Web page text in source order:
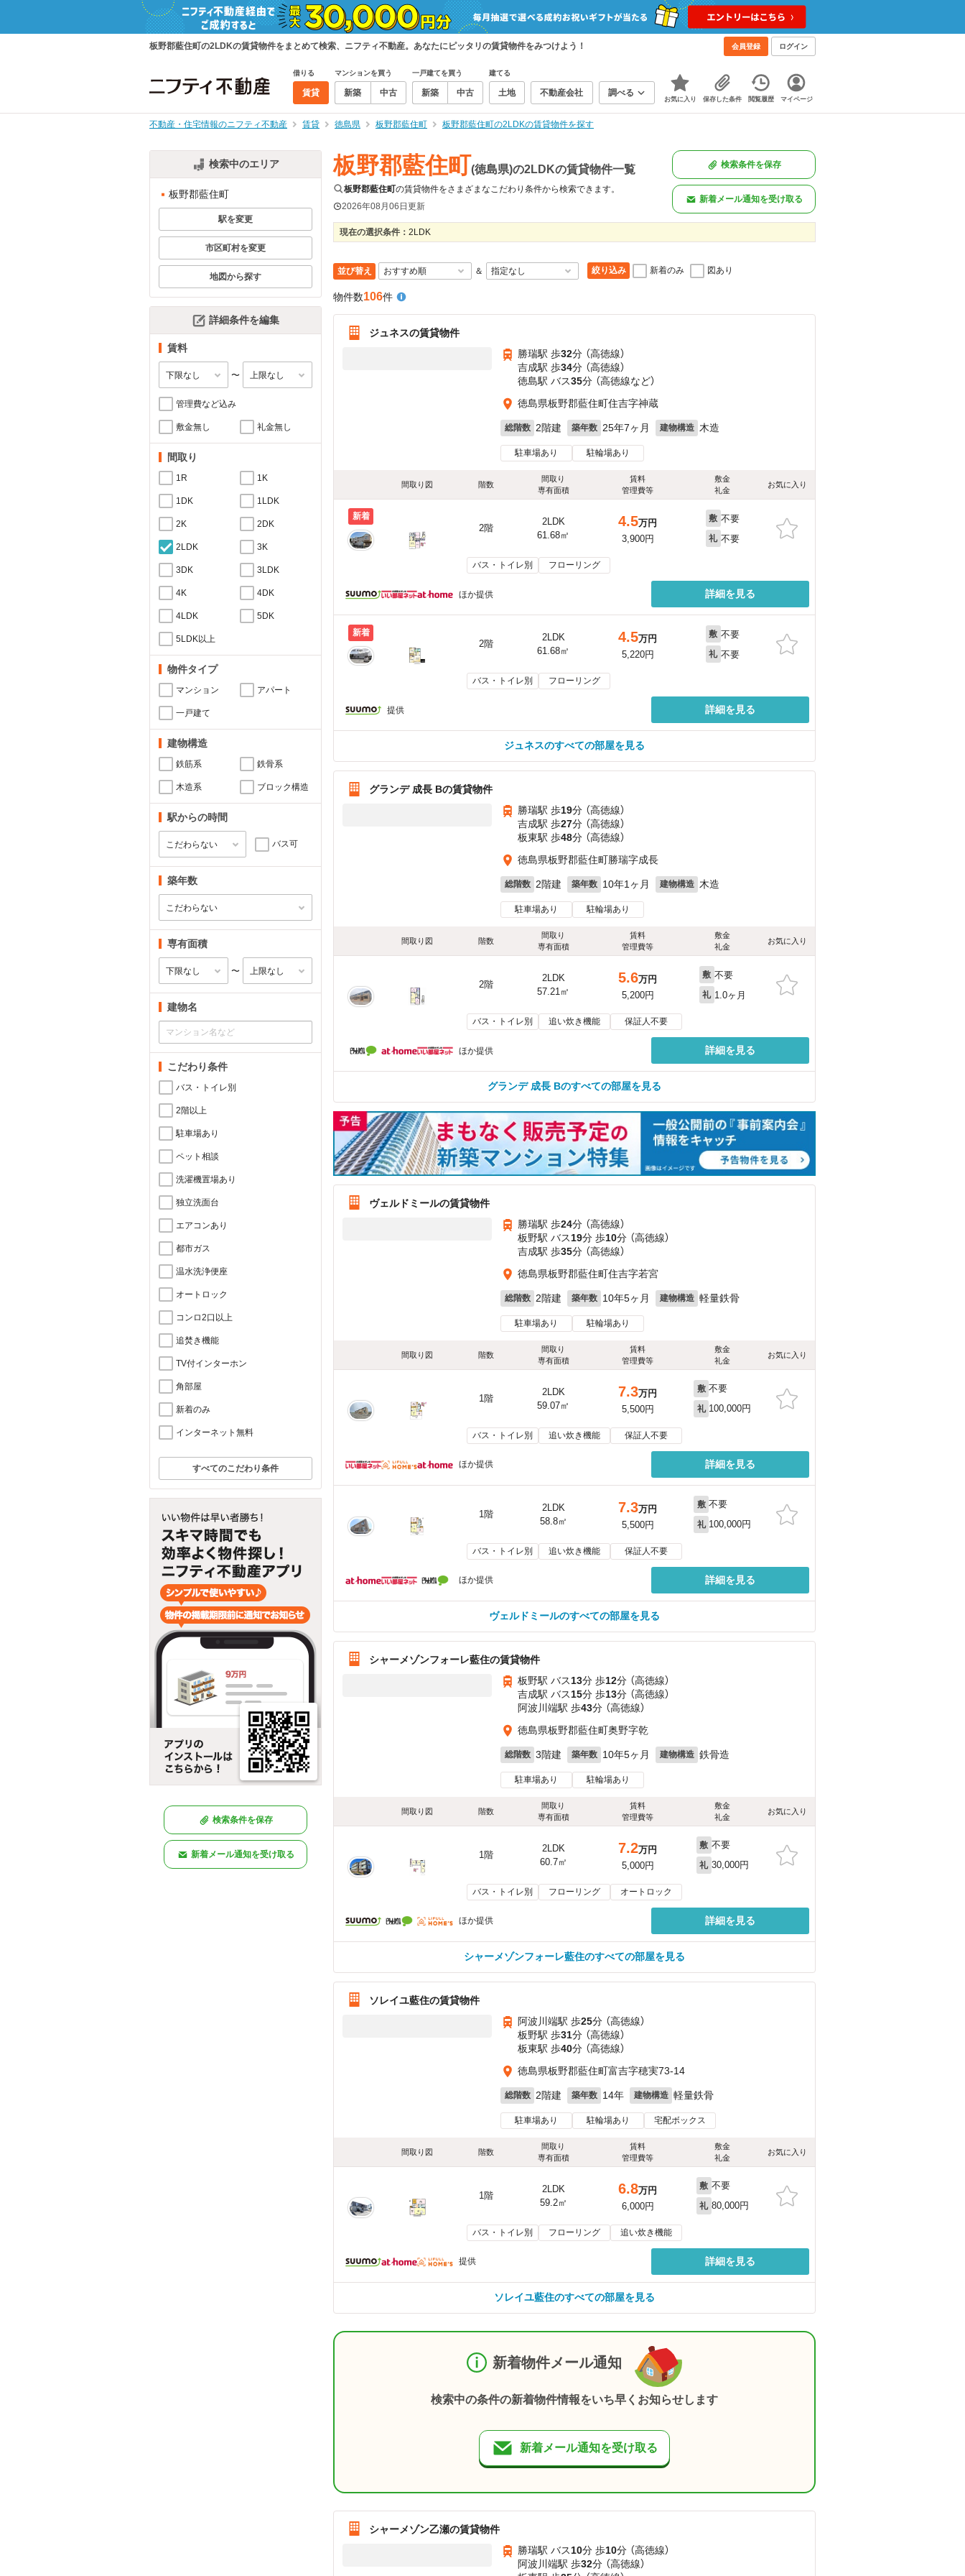
板野郡藍住町の2LDKの賃貸物件をまとめて検索、ニフティ不動産。あなたにピッタリの賃貸物件をみつけよう！ 会員登録 ログイン
借りる
賃貸
マンションを買う
新築 中古
一戸建てを買う
新築 中古
建てる
土地 不動産会社 調べる
お気に入り 保存した条件 閲覧履歴 マイページ
不動産・住宅情報のニフティ不動産 賃貸 徳島県 板野郡藍住町 板野郡藍住町の2LDKの賃貸物件を探す
検索中のエリア
板野郡藍住町
駅を変更
市区町村を変更
地図から探す
詳細条件を編集
賃料
〜
管理費など込み
敷金無し 礼金無し
間取り
1R 1K
1DK 1LDK
2K 2DK
2LDK 3K
3DK 3LDK
4K 4DK
4LDK 5DK
5LDK以上
物件タイプ
マンション アパート
一戸建て
建物構造
鉄筋系 鉄骨系
木造系 ブロック構造
駅からの時間
バス可
築年数
専有面積
〜
建物名
こだわり条件
バス・トイレ別
2階以上
駐車場あり
ペット相談
洗濯機置場あり
独立洗面台
エアコンあり
都市ガス
温水洗浄便座
オートロック
コンロ2口以上
追焚き機能
TV付インターホン
角部屋
新着のみ
インターネット無料
すべてのこだわり条件
検索条件を保存
新着メール通知を受け取る
板野郡藍住町(徳島県)の2LDKの賃貸物件一覧
板野郡藍住町の賃貸物件をさまざまなこだわり条件から検索できます。
2026年08月06日更新
検索条件を保存
新着メール通知を受け取る
現在の選択条件： 2LDK
並び替え ＆ 絞り込み 新着のみ 図あり
物件数106件
ジュネスの賃貸物件
勝瑞駅 歩32分 （高徳線）
吉成駅 歩34分 （高徳線）
徳島駅 バス35分 （高徳線など）
徳島県板野郡藍住町住吉字神蔵
総階数 2階建 築年数 25年7ヶ月 建物構造 木造
駐車場あり 駐輪場あり
間取り図 階数
間取り
専有面積
賃料
管理費等
敷金
礼金
お気に入り
新着
2階
2LDK
61.68㎡
4.5万円
3,900円
敷 不要
礼 不要
バス・トイレ別 フローリング
ほか提供 詳細を見る
新着
2階
2LDK
61.68㎡
4.5万円
5,220円
敷 不要
礼 不要
バス・トイレ別 フローリング
提供 詳細を見る
ジュネスのすべての部屋を見る
グランデ 成長 Bの賃貸物件
勝瑞駅 歩19分 （高徳線）
吉成駅 歩27分 （高徳線）
板東駅 歩48分 （高徳線）
徳島県板野郡藍住町勝瑞字成長
総階数 2階建 築年数 10年1ヶ月 建物構造 木造
駐車場あり 駐輪場あり
間取り図 階数
間取り
専有面積
賃料
管理費等
敷金
礼金
お気に入り
2階
2LDK
57.21㎡
5.6万円
5,200円
敷 不要
礼 1.0ヶ月
バス・トイレ別 追い炊き機能 保証人不要
ほか提供 詳細を見る
グランデ 成長 Bのすべての部屋を見る
ヴェルドミールの賃貸物件
勝瑞駅 歩24分 （高徳線）
板野駅 バス19分 歩10分 （高徳線）
吉成駅 歩35分 （高徳線）
徳島県板野郡藍住町住吉字若宮
総階数 2階建 築年数 10年5ヶ月 建物構造 軽量鉄骨
駐車場あり 駐輪場あり
間取り図 階数
間取り
専有面積
賃料
管理費等
敷金
礼金
お気に入り
1階
2LDK
59.07㎡
7.3万円
5,500円
敷 不要
礼 100,000円
バス・トイレ別 追い炊き機能 保証人不要
ほか提供 詳細を見る
1階
2LDK
58.8㎡
7.3万円
5,500円
敷 不要
礼 100,000円
バス・トイレ別 追い炊き機能 保証人不要
ほか提供 詳細を見る
ヴェルドミールのすべての部屋を見る
シャーメゾンフォーレ藍住の賃貸物件
板野駅 バス13分 歩12分 （高徳線）
吉成駅 バス15分 歩13分 （高徳線）
阿波川端駅 歩43分 （高徳線）
徳島県板野郡藍住町奥野字乾
総階数 3階建 築年数 10年5ヶ月 建物構造 鉄骨造
駐車場あり 駐輪場あり
間取り図 階数
間取り
専有面積
賃料
管理費等
敷金
礼金
お気に入り
1階
2LDK
60.7㎡
7.2万円
5,000円
敷 不要
礼 30,000円
バス・トイレ別 フローリング オートロック
ほか提供 詳細を見る
シャーメゾンフォーレ藍住のすべての部屋を見る
ソレイユ藍住の賃貸物件
阿波川端駅 歩25分 （高徳線）
板野駅 歩31分 （高徳線）
板東駅 歩40分 （高徳線）
徳島県板野郡藍住町富吉字穂実73-14
総階数 2階建 築年数 14年 建物構造 軽量鉄骨
駐車場あり 駐輪場あり 宅配ボックス
間取り図 階数
間取り
専有面積
賃料
管理費等
敷金
礼金
お気に入り
1階
2LDK
59.2㎡
6.8万円
6,000円
敷 不要
礼 80,000円
バス・トイレ別 フローリング 追い炊き機能
提供 詳細を見る
ソレイユ藍住のすべての部屋を見る
新着物件メール通知
検索中の条件の新着物件情報をいち早くお知らせします
新着メール通知を受け取る
シャーメゾン乙瀬の賃貸物件
勝瑞駅 バス10分 歩10分 （高徳線）
阿波川端駅 歩32分 （高徳線）